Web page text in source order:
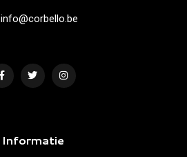
info@corbello.be
Informatie